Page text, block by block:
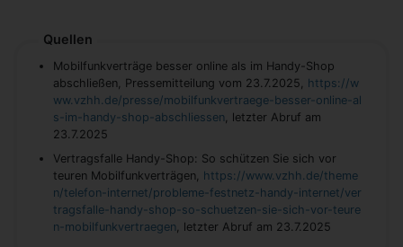
Quellen
Mobilfunkverträge besser online als im Handy-Shop
abschließen, Pressemitteilung vom 23.7.2025, https://w
ww.vzhh.de/presse/mobilfunkvertraege-besser-online-al
s-im-handy-shop-abschliessen , letzter Abruf am
23.7.2025
Vertragsfalle Handy-Shop: So schützen Sie sich vor
teuren Mobilfunkverträgen, https://www.vzhh.de/theme
n/telefon-internet/probleme-festnetz-handy-internet/ver
tragsfalle-handy-shop-so-schuetzen-sie-sich-vor-teure
n-mobilfunkvertraegen , letzter Abruf am 23.7.2025